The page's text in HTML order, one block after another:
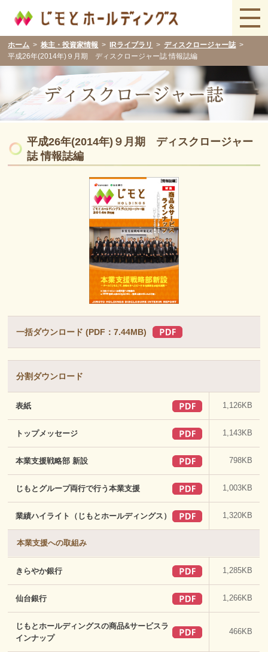
ホーム 株主・投資家情報 IRライブラリ
ディスクロージャー誌
平成26年(2014年)９月期 ディスクロージャー誌 情報誌編
平成26年(2014年)９月期 ディスクロージャー
誌 情報誌編
一括ダウンロード (PDF：7.44MB)
分割ダウンロード
表紙 1,126KB
トップメッセージ 1,143KB
本業支援戦略部 新設 798KB
じもとグループ両行で行う本業支援 1,003KB
業績ハイライト（じもとホールディングス） 1,320KB
本業支援への取組み
きらやか銀行 1,285KB
仙台銀行 1,266KB
じもとホールディングスの商品&サービスラ
インナップ
466KB